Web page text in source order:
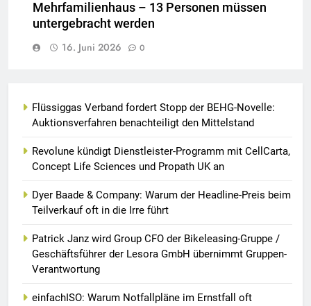
Mehrfamilienhaus – 13 Personen müssen
untergebracht werden
16. Juni 2026
0
Flüssiggas Verband fordert Stopp der BEHG-Novelle:
Auktionsverfahren benachteiligt den Mittelstand
Revolune kündigt Dienstleister-Programm mit CellCarta,
Concept Life Sciences und Propath UK an
Dyer Baade & Company: Warum der Headline-Preis beim
Teilverkauf oft in die Irre führt
Patrick Janz wird Group CFO der Bikeleasing-Gruppe /
Geschäftsführer der Lesora GmbH übernimmt Gruppen-
Verantwortung
einfachISO: Warum Notfallpläne im Ernstfall oft